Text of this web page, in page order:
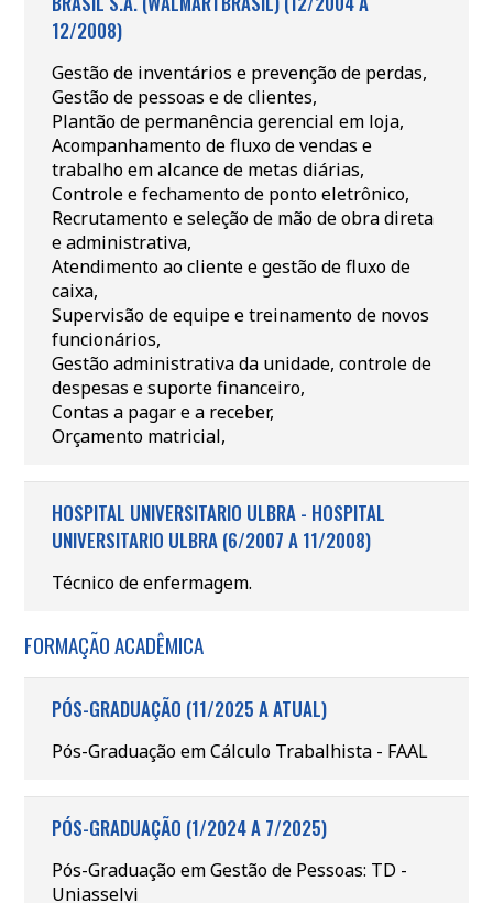
12/2008)
Gestão de inventários e prevenção de perdas,
Gestão de pessoas e de clientes,
Plantão de permanência gerencial em loja,
Acompanhamento de fluxo de vendas e
trabalho em alcance de metas diárias,
Controle e fechamento de ponto eletrônico,
Recrutamento e seleção de mão de obra direta
e administrativa,
Atendimento ao cliente e gestão de fluxo de
caixa,
Supervisão de equipe e treinamento de novos
funcionários,
Gestão administrativa da unidade, controle de
despesas e suporte financeiro,
Contas a pagar e a receber,
Orçamento matricial,
HOSPITAL UNIVERSITARIO ULBRA - HOSPITAL
UNIVERSITARIO ULBRA (6/2007 A 11/2008)
Técnico de enfermagem.
FORMAÇÃO ACADÊMICA
PÓS-GRADUAÇÃO (11/2025 A ATUAL)
Pós-Graduação em Cálculo Trabalhista - FAAL
PÓS-GRADUAÇÃO (1/2024 A 7/2025)
Pós-Graduação em Gestão de Pessoas: TD -
Uniasselvi